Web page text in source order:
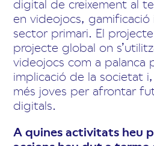
digital de creixement al
en videojocs,
sector primari. El
projecte global on
videojocs com a palanca
implicació de la societat
més joves per afrontar
digitals.
A quines activitats heu